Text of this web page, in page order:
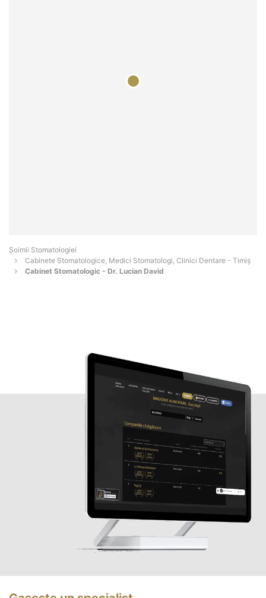
Șoimii Stomatologiei
Cabinete Stomatologice, Medici Stomatologi, Clinici Dentare - Timiş
Cabinet Stomatologic - Dr. Lucian David